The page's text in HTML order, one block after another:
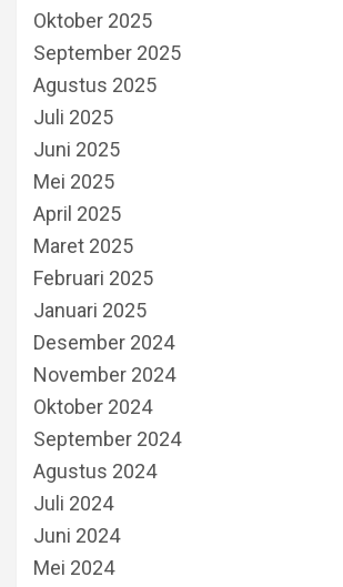
Oktober 2025
September 2025
Agustus 2025
Juli 2025
Juni 2025
Mei 2025
April 2025
Maret 2025
Februari 2025
Januari 2025
Desember 2024
November 2024
Oktober 2024
September 2024
Agustus 2024
Juli 2024
Juni 2024
Mei 2024